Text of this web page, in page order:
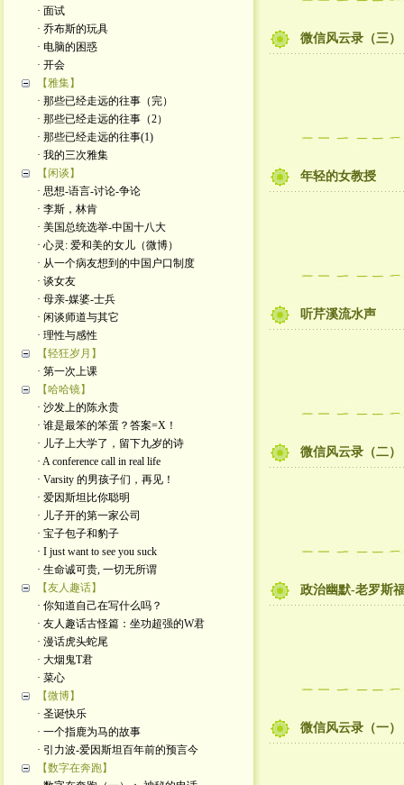
· 面试
· 乔布斯的玩具
· 电脑的困惑
· 开会
【雅集】
· 那些已经走远的往事（完）
· 那些已经走远的往事（2）
· 那些已经走远的往事(1)
· 我的三次雅集
【闲谈】
· 思想-语言-讨论-争论
· 李斯，林肯
· 美国总统选举-中国十八大
· 心灵: 爱和美的女儿（微博）
· 从一个病友想到的中国户口制度
· 谈女友
· 母亲-媒婆-士兵
· 闲谈师道与其它
· 理性与感性
【轻狂岁月】
· 第一次上课
【哈哈镜】
· 沙发上的陈永贵
· 谁是最笨的笨蛋？答案=X！
· 儿子上大学了，留下九岁的诗
· A conference call in real life
· Varsity 的男孩子们，再见！
· 爱因斯坦比你聪明
· 儿子开的第一家公司
· 宝子包子和豹子
· I just want to see you suck
· 生命诚可贵, 一切无所谓
【友人趣话】
· 你知道自己在写什么吗？
· 友人趣话古怪篇：坐功超强的W君
· 漫话虎头蛇尾
· 大烟鬼T君
· 菜心
【微博】
· 圣诞快乐
· 一个指鹿为马的故事
· 引力波-爱因斯坦百年前的预言今
【数字在奔跑】
微信风云录（三）
年轻的女教授
听芹溪流水声
微信风云录（二）
政治幽默-老罗斯
微信风云录（一）